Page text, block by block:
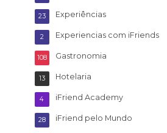
Experiências
23
Experiencias com iFriends
2
Gastronomia
108
Hotelaria
13
iFriend Academy
4
iFriend pelo Mundo
28